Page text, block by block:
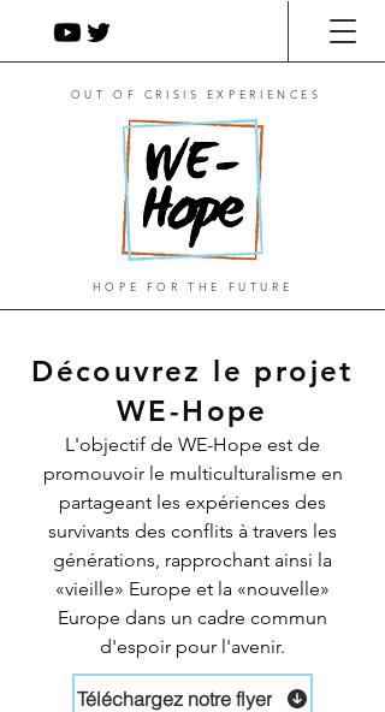
OUT OF CRISIS EXPERIENCES
HOPE FOR THE FUTURE
Découvrez le projet
WE-Hope
L'objectif de WE-Hope est de
promouvoir le multiculturalisme en
partageant les expériences des
survivants des conflits à travers les
générations, rapprochant ainsi la
«vieille» Europe et la «nouvelle»
Europe dans un cadre commun
d'espoir pour l'avenir.
Téléchargez notre flyer